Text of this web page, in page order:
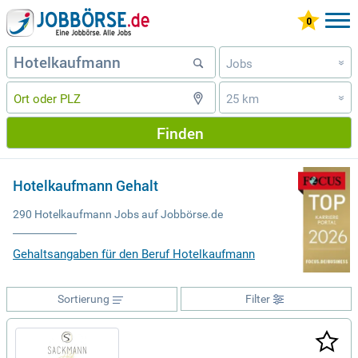
Jobs »
25 km »
Finden
Hotelkaufmann Gehalt
290 Hotelkaufmann Jobs auf Jobbörse.de
Gehaltsangaben für den Beruf Hotelkaufmann
Filter
Sortierung